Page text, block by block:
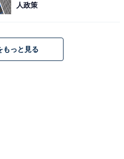
実施した「冬に行きたい温
）
人政策
もっと見る